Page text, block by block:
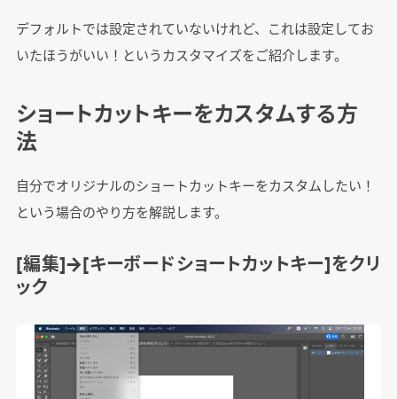
デフォルトでは設定されていないけれど、これは設定してお
いたほうがいい！というカスタマイズをご紹介します。
ショートカットキーをカスタムする方
法
自分でオリジナルのショートカットキーをカスタムしたい！
という場合のやり方を解説します。
[編集]→[キーボードショートカットキー]をクリ
ック